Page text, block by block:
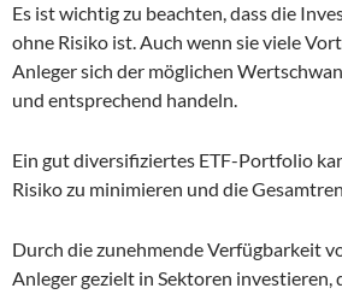
Es ist wichtig zu beachten, dass die
ohne Risiko ist. Auch wenn sie viele
Anleger sich der möglichen
und entsprechend handeln.
Ein gut diversifiziertes ETF-Portfolio
Risiko zu minimieren und die
Durch die zunehmende Verfügbarkeit
Anleger gezielt in Sektoren investieren,